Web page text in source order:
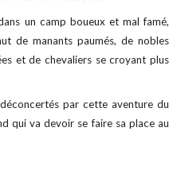
un camp boueux et mal famé,
de manants paumés, de nobles
et de chevaliers se croyant plus
par cette aventure du
qui va devoir se faire sa place au